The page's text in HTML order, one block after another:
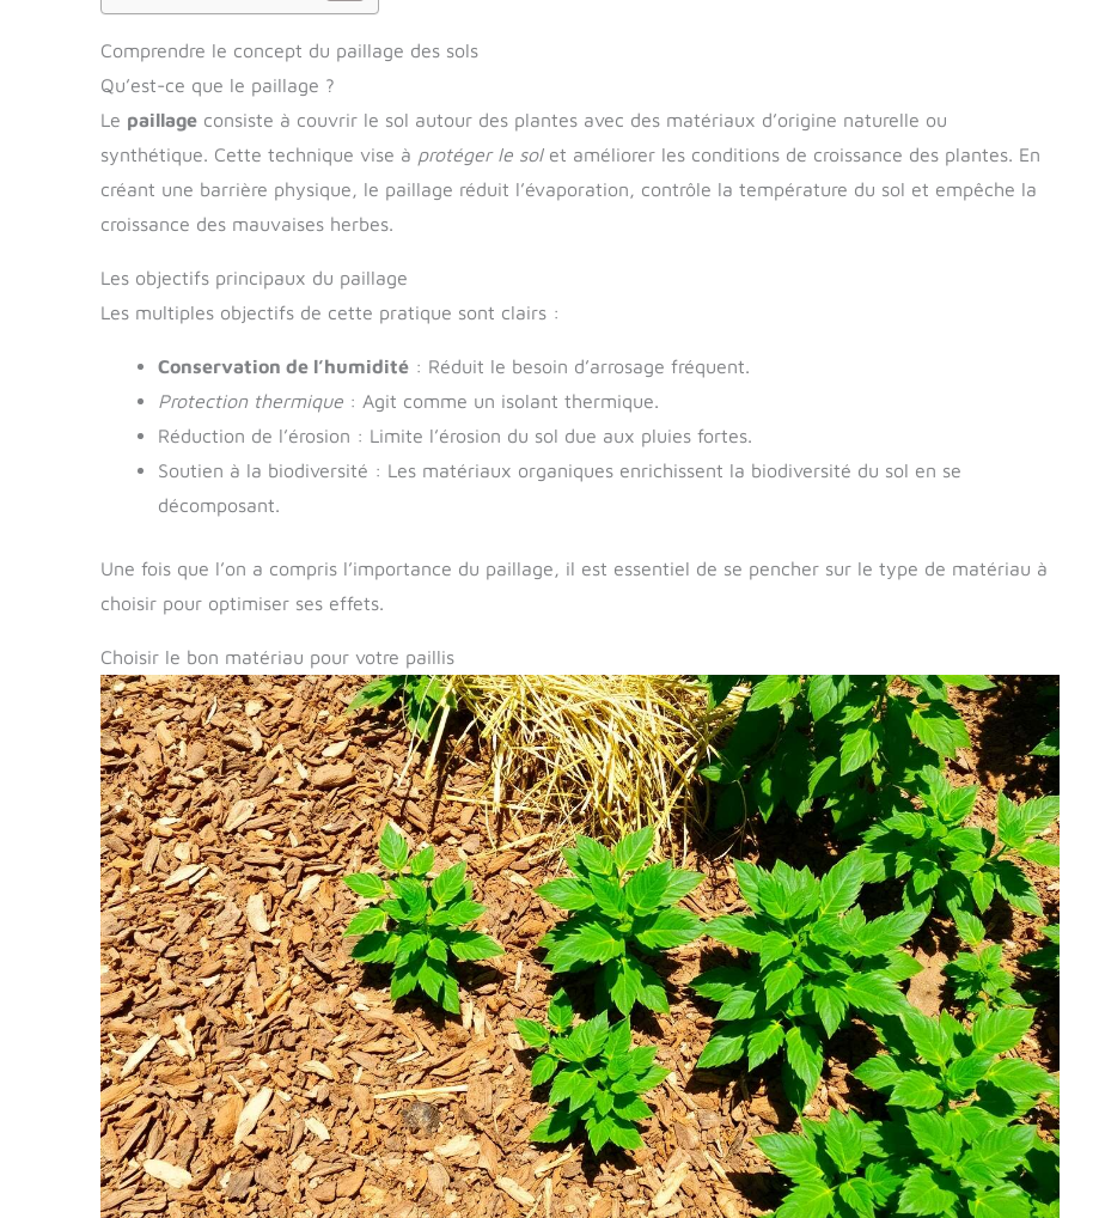
Comprendre le concept du paillage des sols
Qu’est-ce que le paillage ?
Le paillage consiste à couvrir le sol autour des plantes avec des matériaux d’origine naturelle ou
synthétique. Cette technique vise à protéger le solet améliorer les conditions de croissance des plantes. En
créant une barrière physique, le paillage réduit l’évaporation, contrôle la température du sol et empêche la
croissance des mauvaises herbes.
Les objectifs principaux du paillage
Les multiples objectifs de cette pratique sont clairs :
Conservation de l’humidité : Réduit le besoin d’arrosage fréquent.
Protection thermique : Agit comme un isolant thermique.
Réduction de l’érosion : Limite l’érosion du sol due aux pluies fortes.
Soutien à la biodiversité : Les matériaux organiques enrichissent la biodiversité du sol en se
décomposant.
Une fois que l’on a compris l’importance du paillage, il est essentiel de se pencher sur le type de matériau à
choisir pour optimiser ses effets.
Choisir le bon matériau pour votre paillis